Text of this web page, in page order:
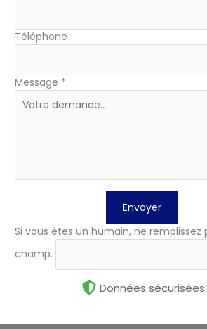
Téléphone
Message *
Envoyer
Si vous êtes un humain, ne remplissez
champ.
Données sécurisées